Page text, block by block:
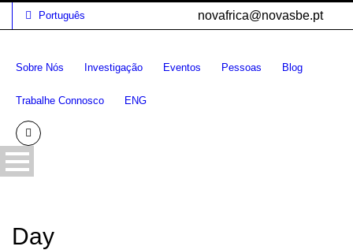
Português novafrica@novasbe.pt
Sobre Nós Investigação Eventos Pessoas Blog
Trabalhe Connosco ENG
Day